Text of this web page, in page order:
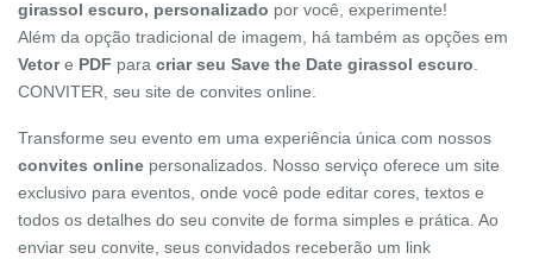
girassol escuro, personalizado por você, experimente!
Além da opção tradicional de imagem, há também as opções em
Vetore PDF para criar seu Save the Date girassol escuro
CONVITER, seu site de convites online.
Transforme seu evento em uma experiência única com nossos
convites online personalizados. Nosso serviço oferece um site
exclusivo para eventos, onde você pode editar cores, textos e
todos os detalhes do seu convite de forma simples e prática. Ao
enviar seu convite, seus convidados receberão um link